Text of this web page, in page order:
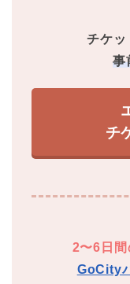
チケッ
事
チ
2〜6日間
GoCity